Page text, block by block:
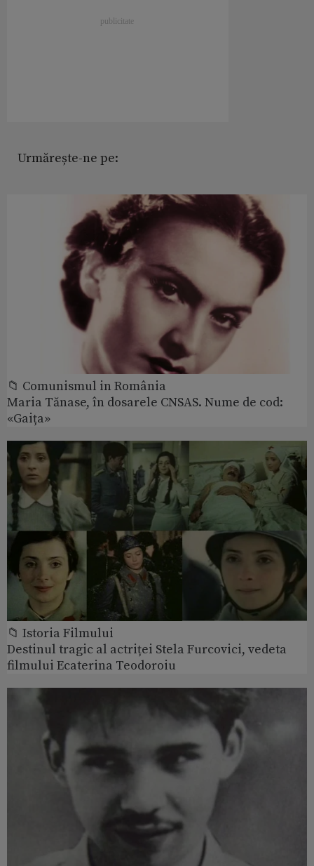
Urmărește-ne pe:
📁 Comunismul in România
Maria Tănase, în dosarele CNSAS. Nume de cod:
«Gaița»
📁 Istoria Filmului
Destinul tragic al actriței Stela Furcovici, vedeta
filmului Ecaterina Teodoroiu